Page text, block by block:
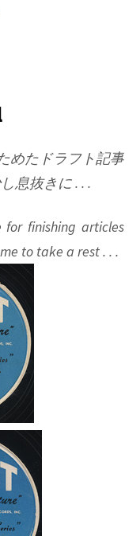
めたドラフト記事
息抜きに . . .
finishing articles
to take a rest . . .